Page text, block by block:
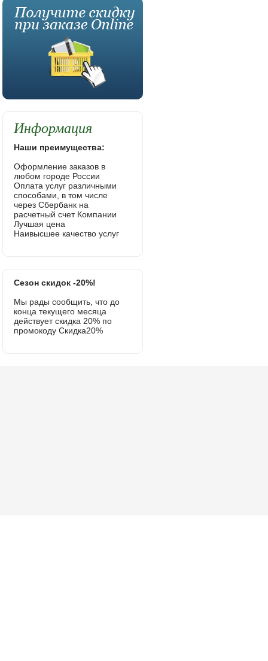
Информация
Наши преимущества:
Оформление заказов в
любом городе России
Оплата услуг различными
способами, в том числе
через Сбербанк на
расчетный счет Компании
Лучшая цена
Наивысшее качество услуг
Сезон скидок -20%!
Мы рады сообщить, что до
конца текущего месяца
действует скидка 20% по
промокоду Скидка20%